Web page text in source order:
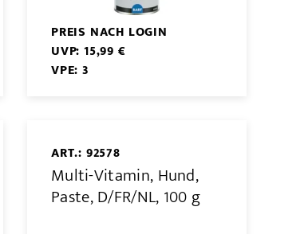
PREIS NACH LOGIN
UVP: 15,99 €
VPE: 3
ART.: 92578
Multi-Vitamin, Hund,
Paste, D/FR/NL, 100 g